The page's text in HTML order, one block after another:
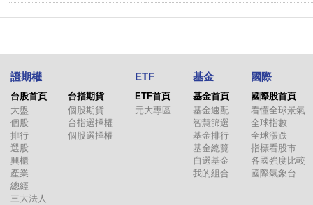
證期權
台股首頁
大盤
個股
排行
選股
興櫃
產業
總經
三大法人
台指期貨
個股期貨
台指選擇權
個股選擇權
ETF
ETF首頁
元大專區
基金
基金首頁
基金速配
智慧篩選
基金排行
基金總覽
自選基金
我的組合
國際
國際股首頁
看懂全球景氣
全球指數
全球漲跌
指標看股市
各國強度比較
國際氣象台